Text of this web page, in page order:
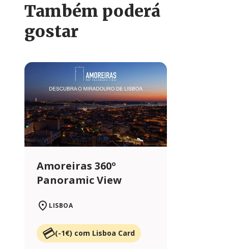
Também poderá
gostar
Amoreiras 360º
Panoramic View
LISBOA
(-1€) com Lisboa Card